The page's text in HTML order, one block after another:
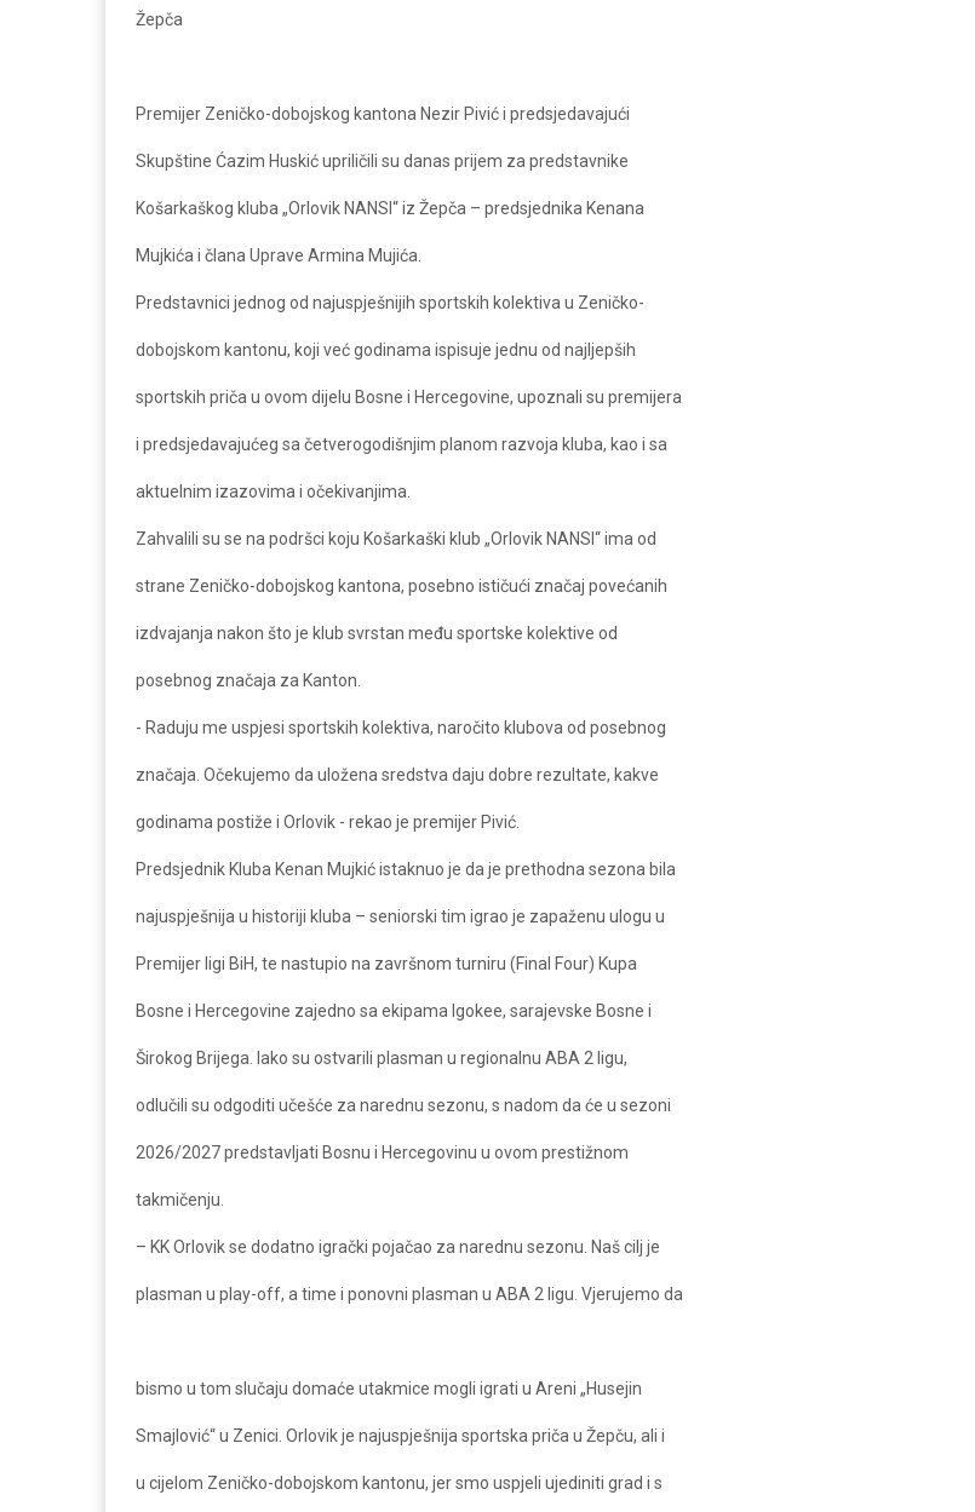
Žepča
Premijer Zeničko-dobojskog kantona Nezir Pivić i predsjedavajući
Skupštine Ćazim Huskić upriličili su danas prijem za predstavnike
Košarkaškog kluba „Orlovik NANSI“ iz Žepča – predsjednika Kenana
Mujkića i člana Uprave Armina Mujića.
Predstavnici jednog od najuspješnijih sportskih kolektiva u Zeničko-
dobojskom kantonu, koji već godinama ispisuje jednu od najljepših
sportskih priča u ovom dijelu Bosne i Hercegovine, upoznali su premijera
i predsjedavajućeg sa četverogodišnjim planom razvoja kluba, kao i sa
aktuelnim izazovima i očekivanjima.
Zahvalili su se na podršci koju Košarkaški klub „Orlovik NANSI“ ima od
strane Zeničko-dobojskog kantona, posebno ističući značaj povećanih
izdvajanja nakon što je klub svrstan među sportske kolektive od
posebnog značaja za Kanton.
- Raduju me uspjesi sportskih kolektiva, naročito klubova od posebnog
značaja. Očekujemo da uložena sredstva daju dobre rezultate, kakve
godinama postiže i Orlovik - rekao je premijer Pivić.
Predsjednik Kluba Kenan Mujkić istaknuo je da je prethodna sezona bila
najuspješnija u historiji kluba – seniorski tim igrao je zapaženu ulogu u
Premijer ligi BiH, te nastupio na završnom turniru (Final Four) Kupa
Bosne i Hercegovine zajedno sa ekipama Igokee, sarajevske Bosne i
Širokog Brijega. Iako su ostvarili plasman u regionalnu ABA 2 ligu,
odlučili su odgoditi učešće za narednu sezonu, s nadom da će u sezoni
2026/2027 predstavljati Bosnu i Hercegovinu u ovom prestižnom
takmičenju.
– KK Orlovik se dodatno igrački pojačao za narednu sezonu. Naš cilj je
plasman u play-off, a time i ponovni plasman u ABA 2 ligu. Vjerujemo da
bismo u tom slučaju domaće utakmice mogli igrati u Areni „Husejin
Smajlović“ u Zenici. Orlovik je najuspješnija sportska priča u Žepču, ali i
u cijelom Zeničko-dobojskom kantonu, jer smo uspjeli ujediniti grad i s